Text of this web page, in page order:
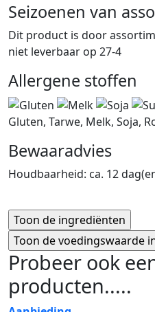
Seizoenen van
Dit product is door
niet leverbaar op 27-4
Allergene stoffen
Gluten, Tarwe, Melk, Soja,
Bewaaradvies
Houdbaarheid: ca. 12
Probeer ook
producten.....